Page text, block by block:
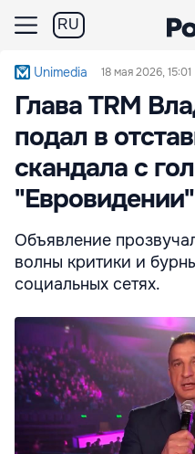
RU
Unimedia 18 мая 2026, 15:01
Глава TRM
подал в
скандала с
"Евровидении"
Объявление
волны критики и
социальных сетях.